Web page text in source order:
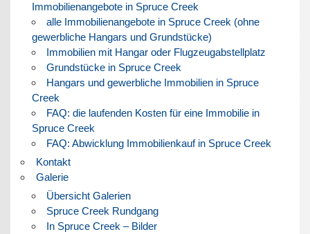
Immobilienangebote in Spruce Creek
alle Immobilienangebote in Spruce Creek (ohne
gewerbliche Hangars und Grundstücke)
Immobilien mit Hangar oder Flugzeugabstellplatz
Grundstücke in Spruce Creek
Hangars und gewerbliche Immobilien in Spruce
Creek
FAQ: die laufenden Kosten für eine Immobilie in
Spruce Creek
FAQ: Abwicklung Immobilienkauf in Spruce Creek
Kontakt
Galerie
Übersicht Galerien
Spruce Creek Rundgang
In Spruce Creek – Bilder